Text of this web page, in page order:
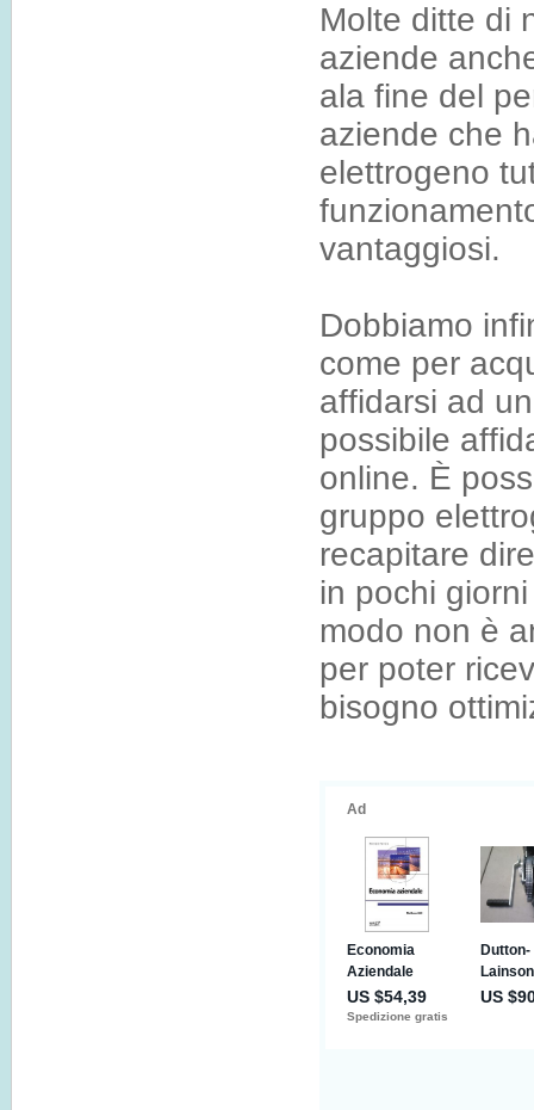
Molte ditte di
aziende
ala fine del
aziende che
elettrogeno
vantaggiosi.
Dobbiamo
come per
affidarsi ad
possibile
online. È
gruppo
recapitare
in pochi
modo non è
per poter
bisogno